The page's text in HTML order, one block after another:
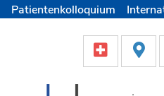
Patientenkolloquium
Helfen & Spenden
Medien